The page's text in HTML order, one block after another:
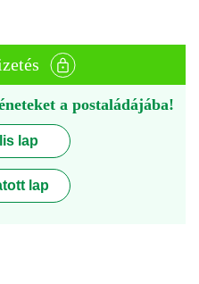
a postaládájába!
lap
lap